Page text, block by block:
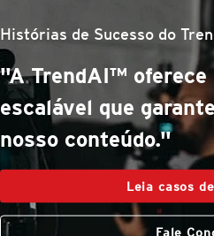
Histórias de Sucesso do
“Trata-se de
inovadoras, aliadas
parceria.”
Leia casos
Fale